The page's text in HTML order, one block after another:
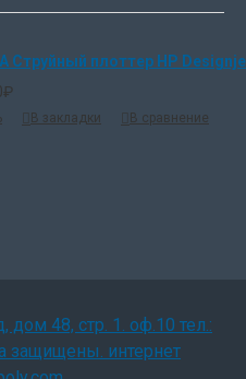
Струйный плоттер HP
В закладки В сравнение